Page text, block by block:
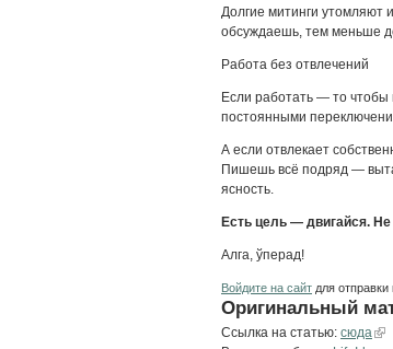
Долгие митинги утомляют
обсуждаешь, тем меньше
Работа без отвлечений
Если работать — то чтобы
постоянными
А если отвлекает
Пишешь всё подряд —
ясность.
Есть цель — двигайся.
Алга, ўперад!
Войдите на сайт для
Оригинальный
Ссылка на статью: сюда